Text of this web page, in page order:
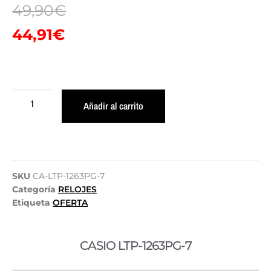
49,90€
44,91€
Añadir al carrito
SKU CA-LTP-1263PG-7
Categoría RELOJES
Etiqueta OFERTA
CASIO LTP-1263PG-7